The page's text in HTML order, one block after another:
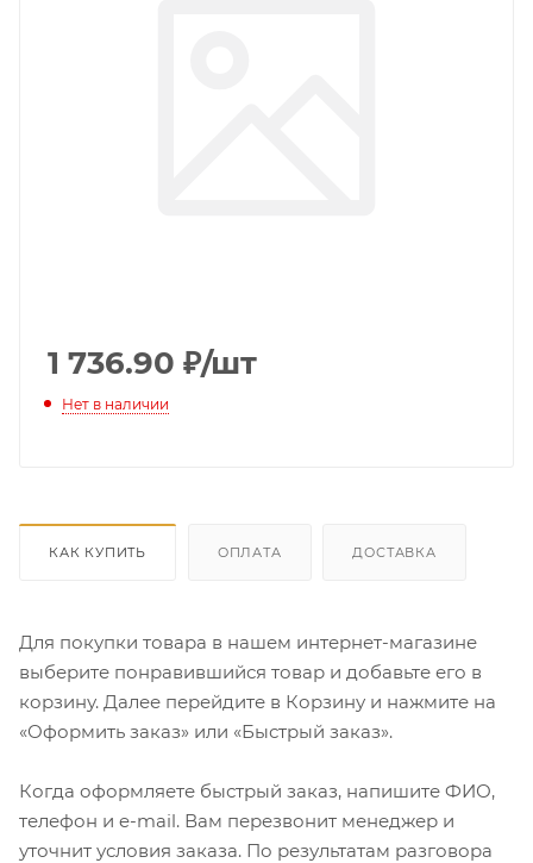
1 736.90 ₽/шт
Нет в наличии
КАК КУПИТЬ ОПЛАТА ДОСТАВКА
Для покупки товара в нашем интернет-магазине
выберите понравившийся товар и добавьте его в
корзину. Далее перейдите в Корзину и нажмите на
«Оформить заказ» или «Быстрый заказ».
Когда оформляете быстрый заказ, напишите ФИО,
телефон и e-mail. Вам перезвонит менеджер и
уточнит условия заказа. По результатам разговора